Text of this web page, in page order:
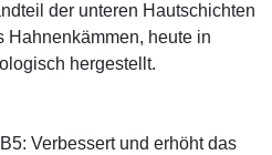
der unteren Hautschichten
Hahnenkämmen, heute in
hergestellt.
Verbessert und erhöht das